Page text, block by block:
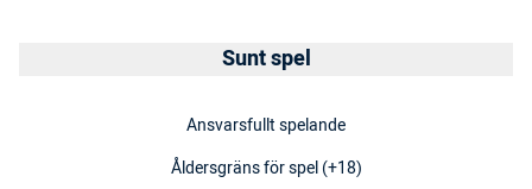
Sunt spel
Ansvarsfullt spelande
Åldersgräns för spel (+18)